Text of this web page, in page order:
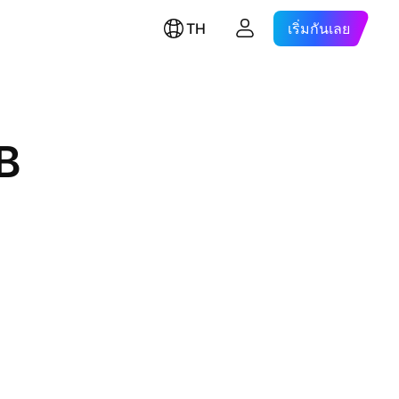
TH เริ่มกันเลย